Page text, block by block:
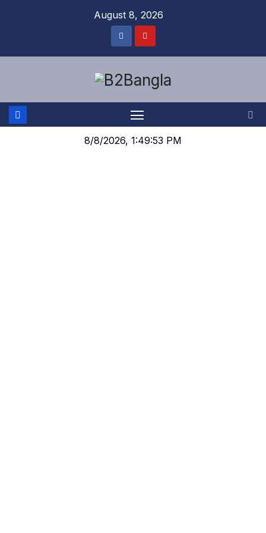
August 8, 2026
8/8/2026, 1:49:54 PM